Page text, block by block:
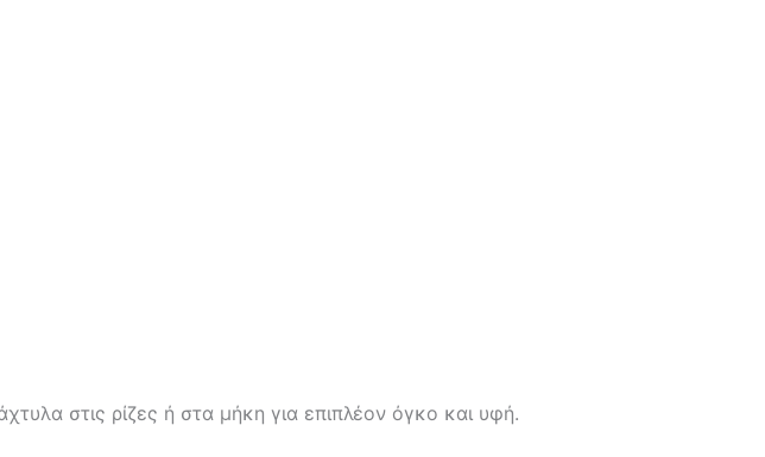
στις ρίζες ή στα μήκη για επιπλέον όγκο και υφή.